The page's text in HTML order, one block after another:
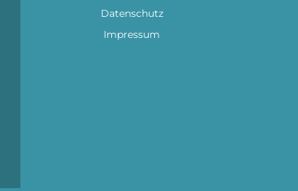
Datenschutz
Impressum